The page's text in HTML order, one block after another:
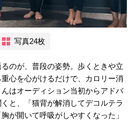
写真24枚
のが、普段の姿勢。歩くときや立
心を心がけるだけで、カロリー消
はオーディション当初からアドバ
と、「猫背が解消してデコルテラ
が開いて呼吸がしやすくなった」